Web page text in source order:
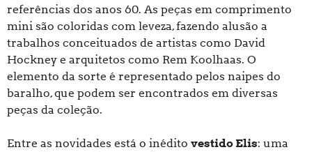
referências dos anos 60. As peças em comprimento
mini são coloridas com leveza, fazendo alusão a
trabalhos conceituados de artistas como David
Hockney e arquitetos como Rem Koolhaas. O
elemento da sorte é representado pelos naipes do
baralho, que podem ser encontrados em diversas
peças da coleção.
Entre as novidades está o inédito vestido Elis: uma